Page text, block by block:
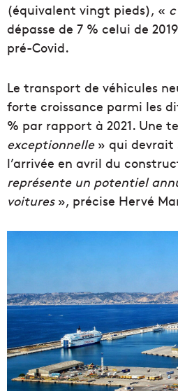
(équivalent vingt pieds), «
dépasse de 7 % celui de
pré-Covid.
Le transport de véhicules
forte croissance parmi les
% par rapport à 2021. Une
exceptionnelle» qui devrait
l’arrivée en avril du
représente un potentiel
voitures», précise Hervé